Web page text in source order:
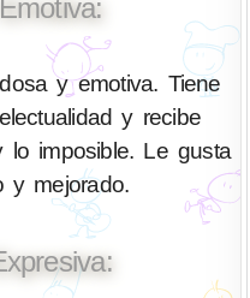
y emotiva. Tiene
y recibe
lo imposible. Le gusta
y mejorado.